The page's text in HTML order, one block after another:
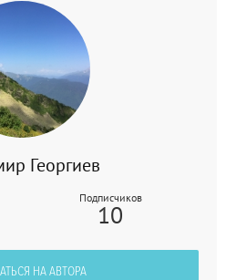
Георгиев
Подписчиков
10
НА АВТОРА